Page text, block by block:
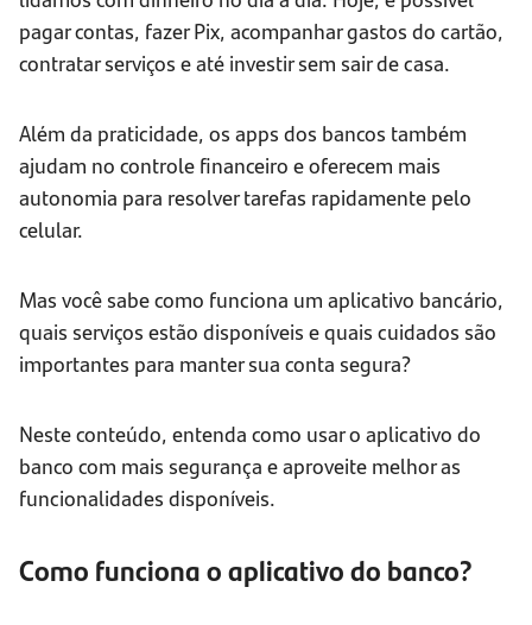
pagar contas, fazer Pix, acompanhar gastos do cartão,
contratar serviços e até investir sem sair de casa.
Além da praticidade, os apps dos bancos também
ajudam no controle financeiro e oferecem mais
autonomia para resolver tarefas rapidamente pelo
celular.
Mas você sabe como funciona um aplicativo bancário,
quais serviços estão disponíveis e quais cuidados são
importantes para manter sua conta segura?
Neste conteúdo, entenda como usar o aplicativo do
banco com mais segurança e aproveite melhor as
funcionalidades disponíveis.
Como funciona o aplicativo do banco?